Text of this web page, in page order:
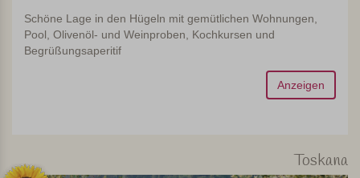
Schöne Lage in den Hügeln mit gemütlichen Wohnungen,
Pool, Olivenöl- und Weinproben, Kochkursen und
Begrüßungsaperitif
Anzeigen
Toskana